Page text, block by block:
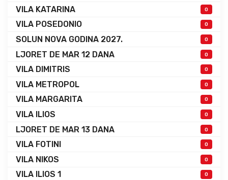
VILA KATARINA 0
VILA POSEDONIO 0
SOLUN NOVA GODINA 2027. 0
LJORET DE MAR 12 DANA 0
VILA DIMITRIS 0
VILA METROPOL 0
VILA MARGARITA 0
VILA ILIOS 0
LJORET DE MAR 13 DANA 0
VILA FOTINI 0
VILA NIKOS 0
VILA ILIOS 1 0